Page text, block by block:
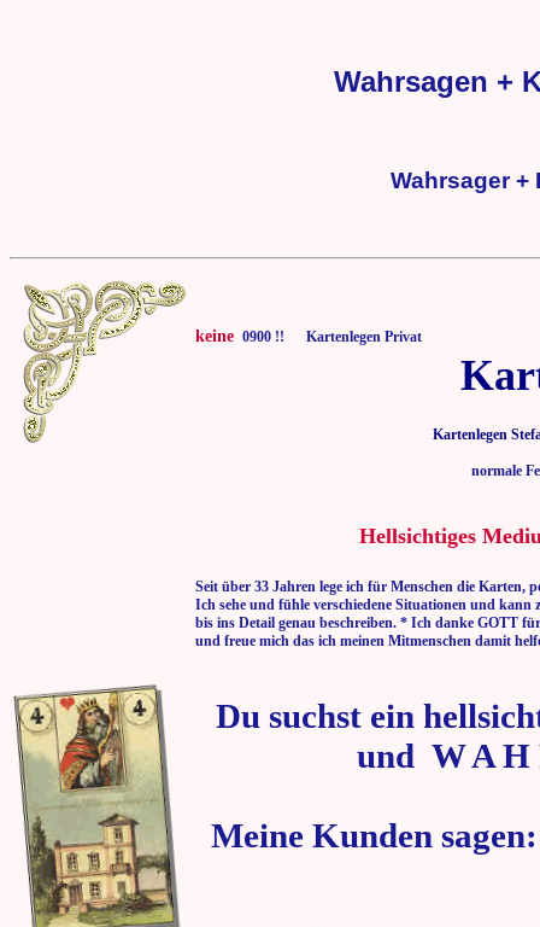
Wahrsagen +
Wahrsager
keine 0900 !! Kartenlegen Privat
Kartenlegen
normale
Hellsichtiges
Seit über 33 Jahren lege ich für Menschen die Karten,
Ich sehe und fühle verschiedene Situationen und kann
bis ins Detail genau beschreiben. * Ich danke GOTT
und freue mich das ich meinen Mitmenschen damit
Du suchst ein
und W A H
Meine Kunden